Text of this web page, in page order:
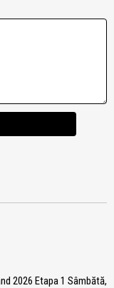
2026 Etapa 1 Sâmbătă,